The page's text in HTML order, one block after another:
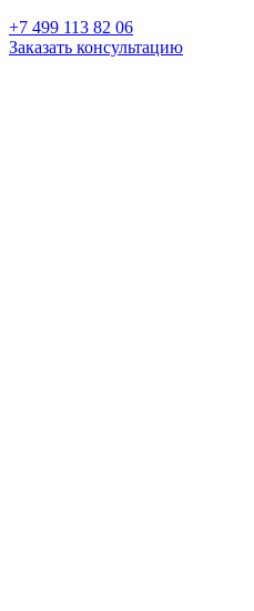
+7 499 113 82 06
Заказать консультацию